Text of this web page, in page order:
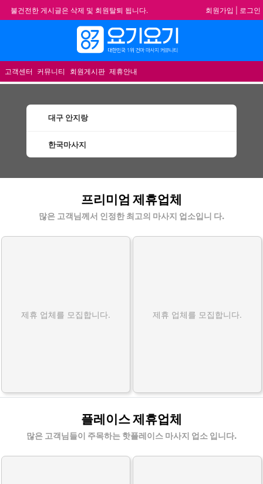
불건전한 게시글은 삭제 및 회원탈퇴 됩니다.
합법적이고 건전한 업체와 광고를 제휴합니다.
★요기요기 설 연휴 휴무 안내★
★ 요기요기 업체회원 안내사항 ★
회원가입 로그인
고객센터 커뮤니티 회원게시판 제휴안내
대구 안지랑
한국마사지
프리미엄 제휴업체
많은 고객님께서 인정한 최고의 마사지 업소입니 다.
제휴 업체를 모집합니다. 제휴 업체를 모집합니다.
플레이스 제휴업체
많은 고객님들이 주목하는 핫플레이스 마사지 업소 입니다.